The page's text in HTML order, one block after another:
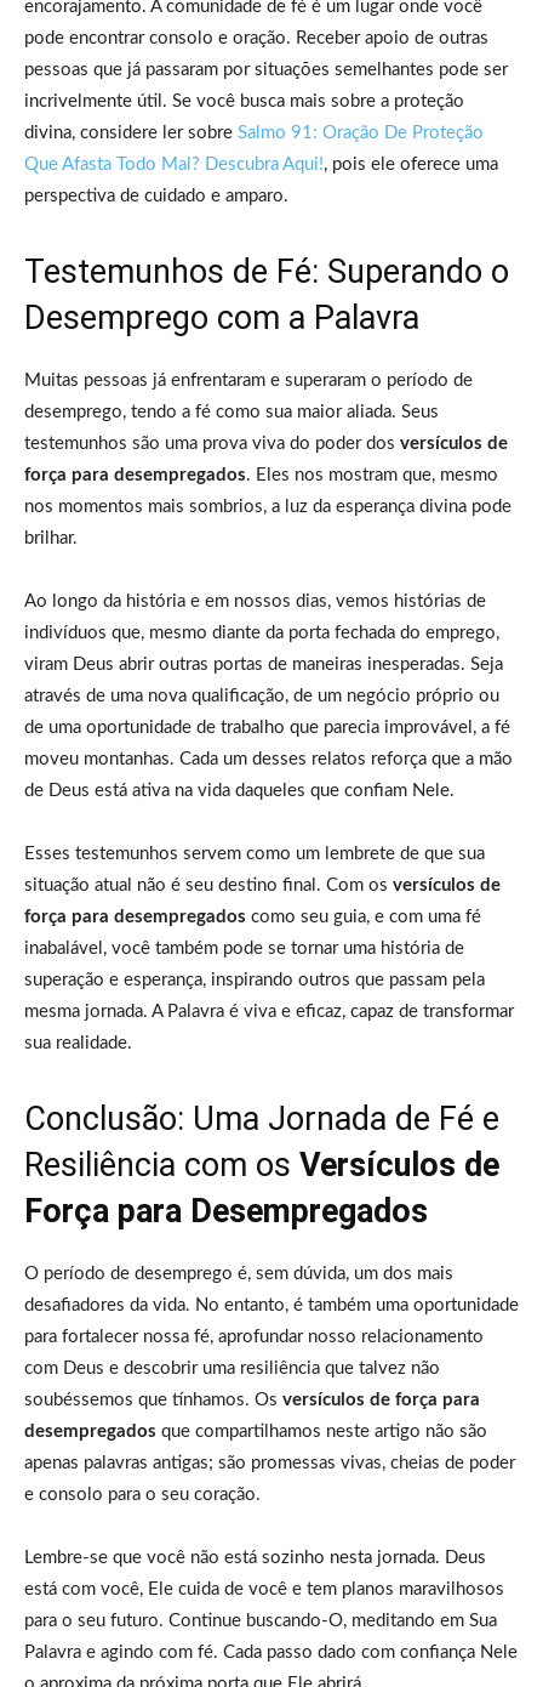
encorajamento. A comunidade de fé é um lugar onde você
pode encontrar consolo e oração. Receber apoio de outras
pessoas que já passaram por situações semelhantes pode ser
incrivelmente útil. Se você busca mais sobre a proteção
divina, considere ler sobre Salmo 91: Oração De Proteção
Que Afasta Todo Mal? Descubra Aqui!, pois ele oferece uma
perspectiva de cuidado e amparo.
Testemunhos de Fé: Superando o
Desemprego com a Palavra
Muitas pessoas já enfrentaram e superaram o período de
desemprego, tendo a fé como sua maior aliada. Seus
testemunhos são uma prova viva do poder dos versículos de
força para desempregados. Eles nos mostram que, mesmo
nos momentos mais sombrios, a luz da esperança divina pode
brilhar.
Ao longo da história e em nossos dias, vemos histórias de
indivíduos que, mesmo diante da porta fechada do emprego,
viram Deus abrir outras portas de maneiras inesperadas. Seja
através de uma nova qualificação, de um negócio próprio ou
de uma oportunidade de trabalho que parecia improvável, a fé
moveu montanhas. Cada um desses relatos reforça que a mão
de Deus está ativa na vida daqueles que confiam Nele.
Esses testemunhos servem como um lembrete de que sua
situação atual não é seu destino final. Com os versículos de
força para desempregados como seu guia, e com uma fé
inabalável, você também pode se tornar uma história de
superação e esperança, inspirando outros que passam pela
mesma jornada. A Palavra é viva e eficaz, capaz de transformar
sua realidade.
Conclusão: Uma Jornada de Fé e
Resiliência com os Versículos de
Força para Desempregados
O período de desemprego é, sem dúvida, um dos mais
desafiadores da vida. No entanto, é também uma oportunidade
para fortalecer nossa fé, aprofundar nosso relacionamento
com Deus e descobrir uma resiliência que talvez não
soubéssemos que tínhamos. Os versículos de força para
desempregados que compartilhamos neste artigo não são
apenas palavras antigas; são promessas vivas, cheias de poder
e consolo para o seu coração.
Lembre-se que você não está sozinho nesta jornada. Deus
está com você, Ele cuida de você e tem planos maravilhosos
para o seu futuro. Continue buscando-O, meditando em Sua
Palavra e agindo com fé. Cada passo dado com confiança Nele